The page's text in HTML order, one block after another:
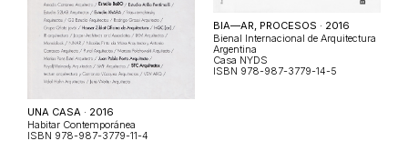
UNA CASA · 2016
Habitar Contemporánea
ISBN 978-987-3779-11-4
BIA—AR, PROCESOS · 2016
Bienal Internacional de Arquitectura
Argentina
Casa NYDS
ISBN 978-987-3779-14-5